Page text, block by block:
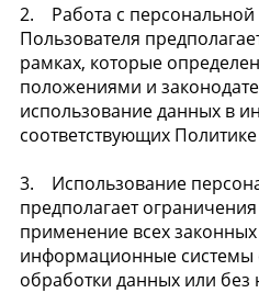
2. Работа с
Пользователя
рамках, которые
положениями и
использование данных в
соответствующих
3. Использование
предполагает
применение всех
информационные системы
обработки данных или без